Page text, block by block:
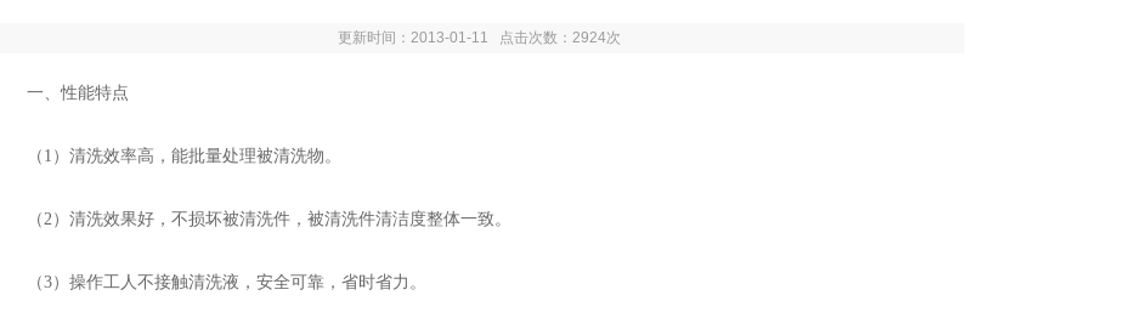
更新时间：2013-01-11 点击次数：2924次
一、性能特点
（1）清洗效率高，能批量处理被清洗物。
（2）清洗效果好，不损坏被清洗件，被清洗件清洁度整体一致。
（3）操作工人不接触清洗液，安全可靠，省时省力。